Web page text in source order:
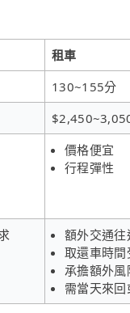
租車
130~155分
價格便宜
行程彈性
額外交通往
取還車時間
承擔額外風
需當天來回